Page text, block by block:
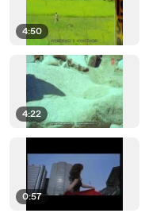
4:50
4:22
0:57